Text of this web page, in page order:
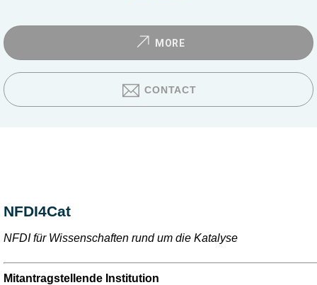
MORE
CONTACT
NFDI4Cat
NFDI für Wissenschaften rund um die Katalyse
Mitantragstellende Institution